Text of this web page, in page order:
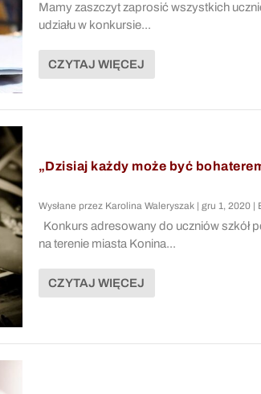
Mamy zaszczyt zaprosić wszystkich
udziału w konkursie...
CZYTAJ WIĘCEJ
„Dzisiaj każdy może być
Wysłane przez Karolina Waleryszak| gru 1, 2020|
Konkurs adresowany do uczniów szkół
na terenie miasta Konina...
CZYTAJ WIĘCEJ